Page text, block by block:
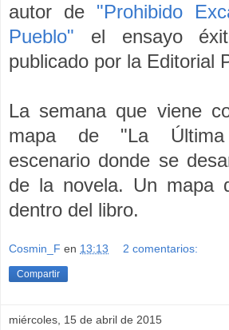
autor de "Prohibido
Pueblo" el ensayo
publicado por la Editorial
La semana que viene
mapa de "La
escenario donde se
de la novela. Un mapa
dentro del libro.
Cosmin_F en 13:13 2 comentarios:
Compartir
miércoles, 15 de abril de 2015